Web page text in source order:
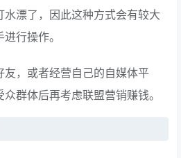
漂了，因此这种方式会有较大
行操作。
，或者经营自己的自媒体平
群体后再考虑联盟营销赚钱。